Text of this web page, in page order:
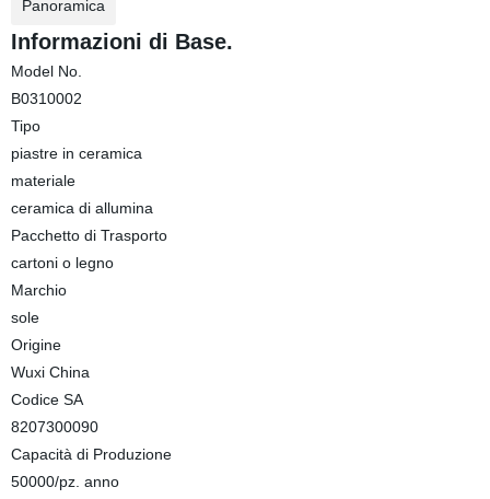
Panoramica
Informazioni di Base.
Model No.
B0310002
Tipo
piastre in ceramica
materiale
ceramica di allumina
Pacchetto di Trasporto
cartoni o legno
Marchio
sole
Origine
Wuxi China
Codice SA
8207300090
Capacità di Produzione
50000/pz. anno